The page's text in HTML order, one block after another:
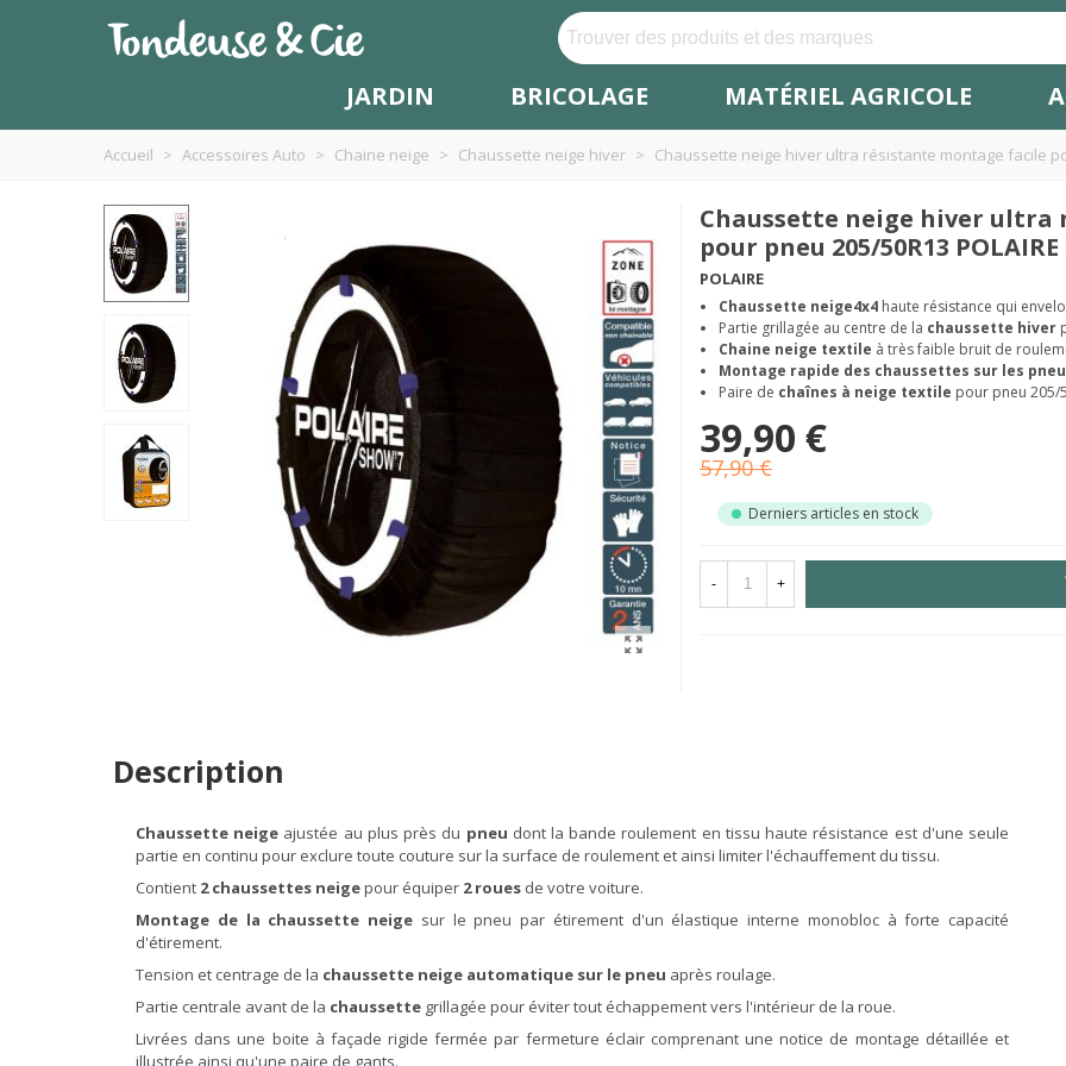
JARDIN BRICOLAGE MATÉRIEL AGRICOLE
Accueil > Accessoires Auto > Chaine neige > Chaussette neige hiver > Chaussette neige hiver ultra résistante montage facile
Chaussette neige hiver
pour pneu 205/50R13 POLAIRE
POLAIRE
Chaussette neige4x4 haute résistance qui
Partie grillagée au centre de la chaussette hiver
Chaine neige textile à très faible bruit de
Montage rapide des chaussettes sur les
Paire de chaînes à neige textile pour pneu 205/
39,90 €
57,90 €
Derniers articles en stock
- +
Description
Chaussette neige ajustée au plus près du pneu dont la bande roulement en tissu haute résistance est d'une seule
partie en continu pour exclure toute couture sur la surface de roulement et ainsi limiter l'échauffement du tissu.
Contient 2 chaussettes neigepour équiper 2 roues de votre voiture.
Montage de la chaussette neige sur le pneu par étirement d'un élastique interne monobloc à forte capacité
d'étirement.
Tension et centrage de la chaussette neige automatique sur le pneu après roulage.
Partie centrale avant de la chaussette grillagée pour éviter tout échappement vers l'intérieur de la roue.
Livrées dans une boite à façade rigide fermée par fermeture éclair comprenant une notice de montage détaillée et